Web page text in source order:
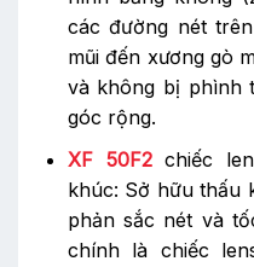
các đường nét
mũi đến xương gò
và không bị phình
góc rộng.
XF 50F2chiếc
khúc: Sở hữu thấu
phản sắc nét và
chính là chiếc